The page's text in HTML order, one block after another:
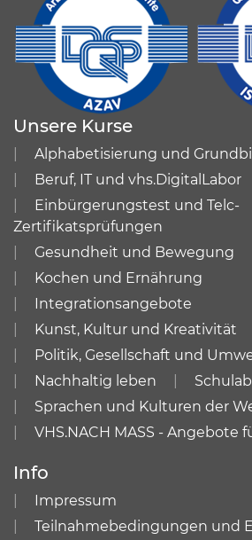
Unsere Kurse
Alphabetisierung und
Beruf, IT und vhs.DigitalLabor
Einbürgerungstest und Telc-
Zertifikatsprüfungen
Gesundheit und Bewegung
Kochen und Ernährung
Integrationsangebote
Kunst, Kultur und Kreativität
Politik, Gesellschaft und
Nachhaltig leben
Sprachen und Kulturen der
VHS.NACH MASS - Angebote
Info
Impressum
Teilnahmebedingungen und